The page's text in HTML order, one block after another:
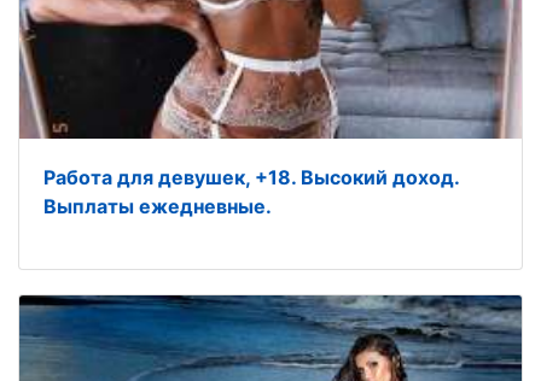
Работа для девушек, +18. Высокий доход.
Выплаты ежедневные.